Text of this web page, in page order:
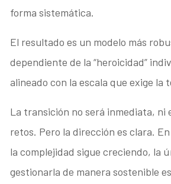
forma sistemática.
El resultado es un modelo más
dependiente de la “heroicidad”
alineado con la escala que exige la
La transición no será inmediata, ni
retos. Pero la dirección es clara.
la complejidad sigue creciendo, la
gestionarla de manera sostenible